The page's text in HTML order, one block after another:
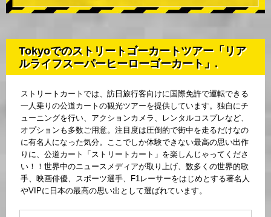
Tokyoでのストリートゴーカートツアー「リア
ルライフスーパーヒーローゴーカート」.
ストリートカートでは、訪日旅行客向けに国際免許で運転できる
一人乗りの公道カートの観光ツアーを提供しています。独自にチ
ューニングを行い、アクションカメラ、レンタルコスプレなど、
オプションも多数ご用意。注目度は圧倒的で街中を走るだけなの
に有名人になった気分。ここでしか体験できない最高の思い出作
りに、公道カート「ストリートカート」を楽しんじゃってくださ
い！！世界中のニュースメディアが取り上げ、数多くの世界的歌
手、映画俳優、スポーツ選手、F1レーサーをはじめとする著名人
やVIPに日本の最高の思い出として選ばれています。